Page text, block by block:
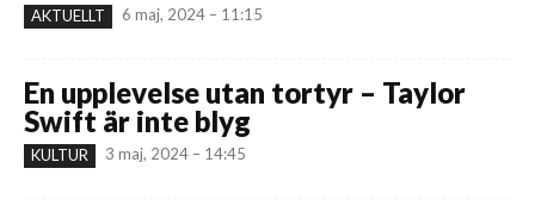
AKTUELLT 6 maj, 2024 – 11:15
En upplevelse utan tortyr – Taylor
Swift är inte blyg
KULTUR 3 maj, 2024 – 14:45